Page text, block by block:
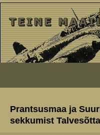
Prantsusmaa ja
sekkumist Talvesõtta